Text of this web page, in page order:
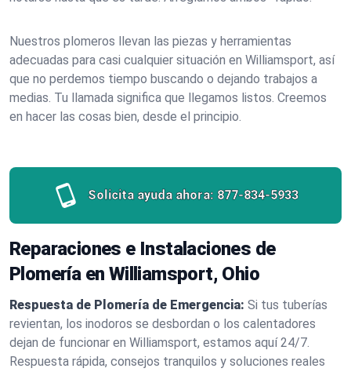
Nuestros plomeros llevan las piezas y herramientas
adecuadas para casi cualquier situación en Williamsport, así
que no perdemos tiempo buscando o dejando trabajos a
medias. Tu llamada significa que llegamos listos. Creemos
en hacer las cosas bien, desde el principio.
Solicita ayuda ahora: 877-834-5933
Reparaciones e Instalaciones de
Plomería en Williamsport, Ohio
Respuesta de Plomería de Emergencia: Si tus tuberías
revientan, los inodoros se desbordan o los calentadores
dejan de funcionar en Williamsport, estamos aquí 24/7.
Respuesta rápida, consejos tranquilos y soluciones reales